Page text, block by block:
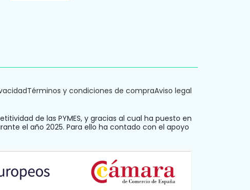
Términos y condiciones de compraAviso legal
de las PYMES, y gracias al cual ha puesto en
el año 2025. Para ello ha contado con el apoyo